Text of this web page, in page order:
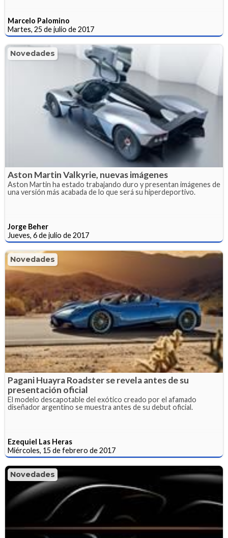
Marcelo Palomino
Martes, 25 de julio de 2017
Novedades
Aston Martin Valkyrie, nuevas imágenes
Aston Martin ha estado trabajando duro y presentan imágenes de
una versión más acabada de lo que será su hiperdeportivo.
Jorge Beher
Jueves, 6 de julio de 2017
Novedades
Pagani Huayra Roadster se revela antes de su
presentación oficial
El modelo descapotable del exótico creado por el afamado
diseñador argentino se muestra antes de su debut oficial.
Ezequiel Las Heras
Miércoles, 15 de febrero de 2017
Novedades